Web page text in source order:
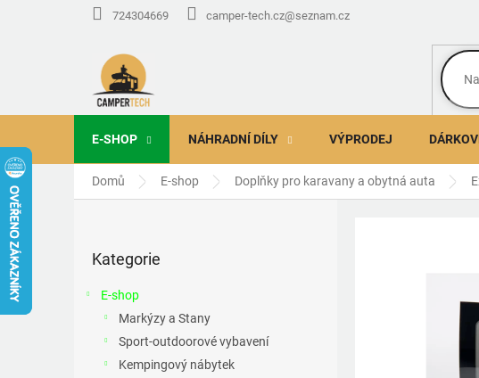
724304669 camper-tech.cz@seznam.cz
E-SHOP NÁHRADNÍ DÍLY VÝPRODEJ
Domů E-shop Doplňky pro karavany a obytná auta
kategorie
Kategorie
E-shop
Markýzy a Stany
Sport-outdoorové vybavení
Kempingový nábytek